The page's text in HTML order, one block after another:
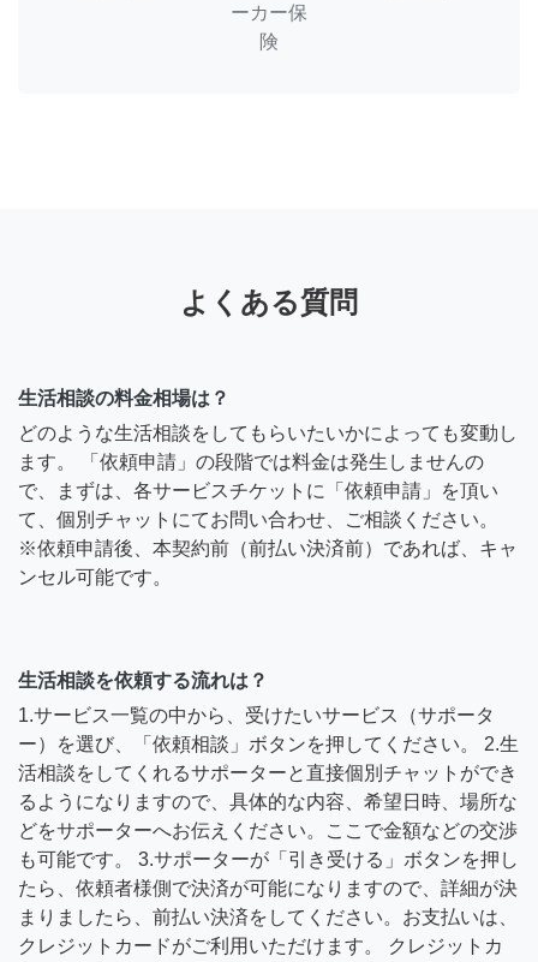
ーカー保
険
よくある質問
生活相談の料金相場は？
どのような生活相談をしてもらいたいかによっても変動し
ます。 「依頼申請」の段階では料金は発生しませんの
で、まずは、各サービスチケットに「依頼申請」を頂い
て、個別チャットにてお問い合わせ、ご相談ください。
※依頼申請後、本契約前（前払い決済前）であれば、キャ
ンセル可能です。
生活相談を依頼する流れは？
1.サービス一覧の中から、受けたいサービス（サポータ
ー）を選び、「依頼相談」ボタンを押してください。 2.生
活相談をしてくれるサポーターと直接個別チャットができ
るようになりますので、具体的な内容、希望日時、場所な
どをサポーターへお伝えください。ここで金額などの交渉
も可能です。 3.サポーターが「引き受ける」ボタンを押し
たら、依頼者様側で決済が可能になりますので、詳細が決
まりましたら、前払い決済をしてください。お支払いは、
クレジットカードがご利用いただけます。 クレジットカ